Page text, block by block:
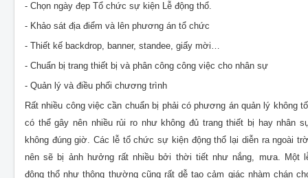
- Chọn ngày đẹp Tổ chức sự kiện Lễ động thổ.
- Khảo sát địa điểm và lên phương án tổ chức
- Thiết kế backdrop, banner, standee, giấy mời…
- Chuẩn bị trang thiết bị và phân công công việc cho nhân sự
- Quản lý và điều phối chương trình
Rất nhiều công việc cần chuẩn bị phải có phương án quản lý không
có thể gây nên nhiều rủi ro như không đủ trang thiết bị hay nhân
không đúng giờ. Các lễ tổ chức sự kiện động thổ lại diễn ra ngoài
nên sẽ bị ảnh hưởng rất nhiều bởi thời tiết như nắng, mưa. Một
động thổ như thông thường cũng rất dễ tạo cảm giác nhàm chán